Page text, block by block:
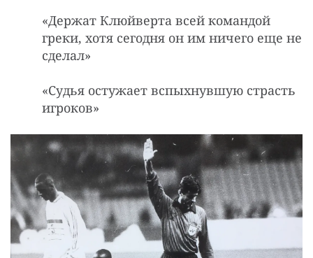
«Держат Клюйверта всей командой
греки, хотя сегодня он им ничего еще не
сделал»
«Судья остужает вспыхнувшую страсть
игроков»